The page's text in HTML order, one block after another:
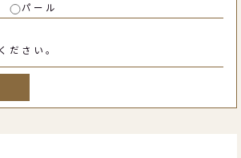
パール
ださい。